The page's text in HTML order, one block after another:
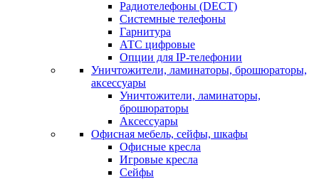
Радиотелефоны (DECT)
Системные телефоны
Гарнитура
АТС цифровые
Опции для IP-телефонии
Уничтожители, ламинаторы, брошюраторы,
аксессуары
Уничтожители, ламинаторы,
брошюраторы
Аксессуары
Офисная мебель, сейфы, шкафы
Офисные кресла
Игровые кресла
Сейфы